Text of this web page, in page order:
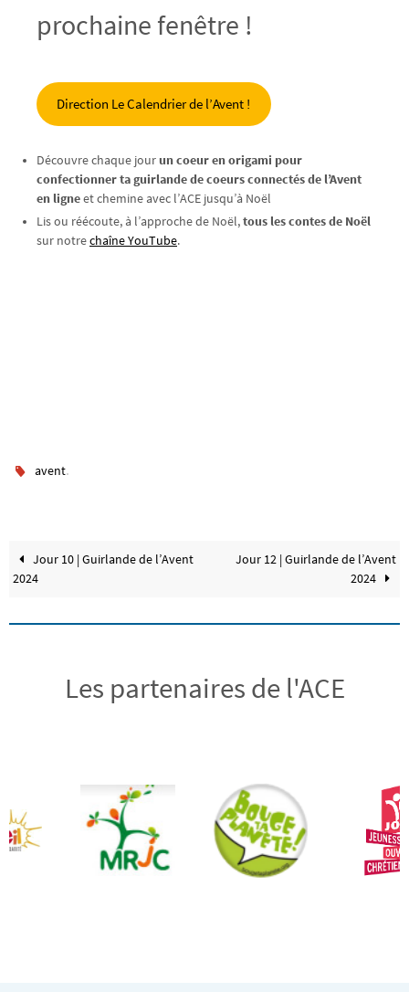
prochaine fenêtre !
Direction Le Calendrier de l’Avent !
Découvre chaque jourun coeur en origami pour
confectionner ta guirlande de coeurs connectés de l’Avent
en ligneet chemine avec l’ACE jusqu’à Noël
Lis ou réécoute, à l’approche de Noël,tous les contes de Noël
sur notrechaîne YouTube.
avent.
Jour 10 | Guirlande de l’Avent
2024
Jour 12 | Guirlande de l’Avent
2024
Les partenaires de l'ACE